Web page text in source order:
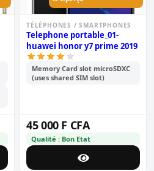
TÉLÉPHONES / SMARTPHONES
Telephone portable_01-
huawei honor y7 prime 2019
Memory Card slot microSDXC
(uses shared SIM slot)
45 000 F CFA
Qualité : Bon Etat